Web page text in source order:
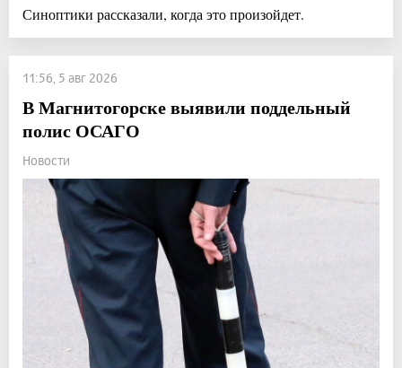
Синоптики рассказали, когда это произойдет.
11:56, 5 авг 2026
В Магнитогорске выявили поддельный
полис ОСАГО
Новости